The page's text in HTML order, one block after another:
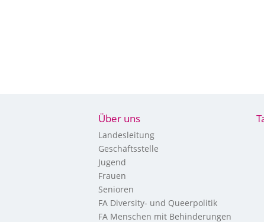
Über uns
Landesleitung
Geschäftsstelle
Jugend
Frauen
Senioren
FA Diversity- und Queerpolitik
FA Menschen mit Behinderungen